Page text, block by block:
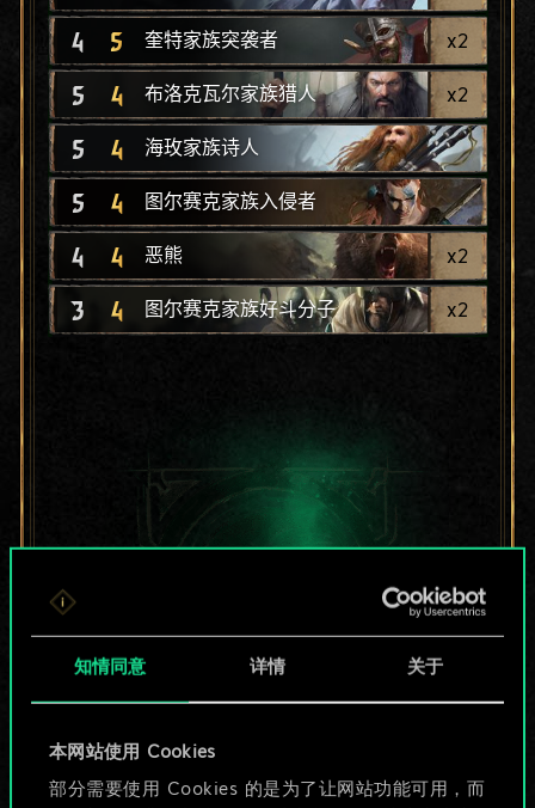
知情同意 详情 关于
本网站使用 Cookies
部分需要使用 Cookies 的是为了让网站功能可用，而
4 5 奎特家族突袭者 x2
5 4 布洛克瓦尔家族猎人 x2
5 4 海玫家族诗人
5 4 图尔赛克家族入侵者
4 4 恶熊 x2
3 4 图尔赛克家族好斗分子 x2
目前只是分享了一套